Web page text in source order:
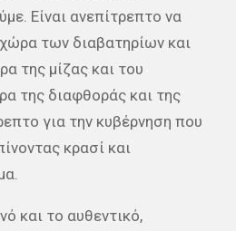
Είναι ανεπίτρεπτο να
των διαβατηρίων και
της μίζας και του
της διαφθοράς και της
για την κυβέρνηση που
κρασί και
και το αυθεντικό,